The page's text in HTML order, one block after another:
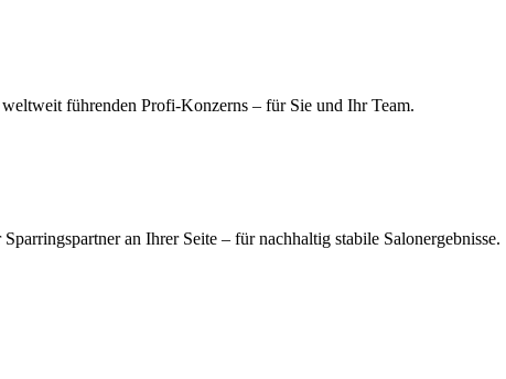
führenden Profi-Konzerns – für Sie und Ihr Team.
an Ihrer Seite – für nachhaltig stabile Salonergebnisse.